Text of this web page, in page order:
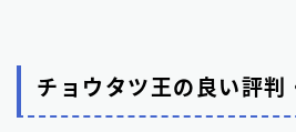
チョウタツ王の良い評判